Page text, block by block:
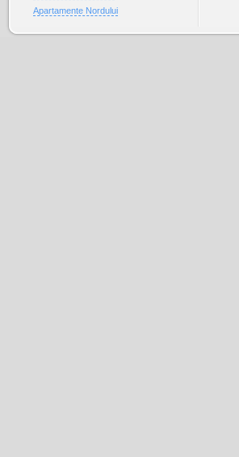
Apartamente Nordului